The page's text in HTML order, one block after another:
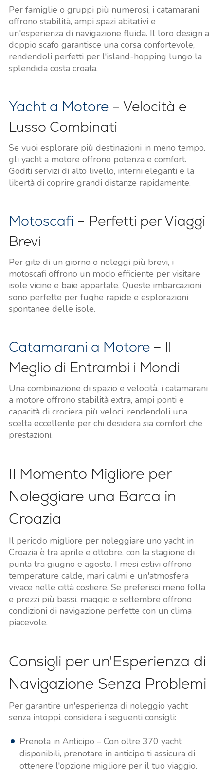
Per famiglie o gruppi più numerosi, i catamarani
offrono stabilità, ampi spazi abitativi e
un'esperienza di navigazione fluida. Il loro design a
doppio scafo garantisce una corsa confortevole,
rendendoli perfetti per l'island-hopping lungo la
splendida costa croata.
Yacht a Motore– Velocità e
Lusso Combinati
Se vuoi esplorare più destinazioni in meno tempo,
gli yacht a motore offrono potenza e comfort.
Goditi servizi di alto livello, interni eleganti e la
libertà di coprire grandi distanze rapidamente.
Motoscafi – Perfetti per Viaggi
Brevi
Per gite di un giorno o noleggi più brevi, i
motoscafi offrono un modo efficiente per visitare
isole vicine e baie appartate. Queste imbarcazioni
sono perfette per fughe rapide e esplorazioni
spontanee delle isole.
Catamarani a Motore– Il
Meglio di Entrambi i Mondi
Una combinazione di spazio e velocità, i catamarani
a motore offrono stabilità extra, ampi ponti e
capacità di crociera più veloci, rendendoli una
scelta eccellente per chi desidera sia comfort che
prestazioni.
Il Momento Migliore per
Noleggiare una Barca in
Croazia
Il periodo migliore per noleggiare uno yacht in
Croazia è tra aprile e ottobre, con la stagione di
punta tra giugno e agosto. I mesi estivi offrono
temperature calde, mari calmi e un'atmosfera
vivace nelle città costiere. Se preferisci meno folla
e prezzi più bassi, maggio e settembre offrono
condizioni di navigazione perfette con un clima
piacevole.
Consigli per un'Esperienza di
Navigazione Senza Problemi
Per garantire un'esperienza di noleggio yacht
senza intoppi, considera i seguenti consigli:
Prenota in Anticipo – Con oltre 370 yacht
disponibili, prenotare in anticipo ti assicura di
ottenere l'opzione migliore per il tuo viaggio.